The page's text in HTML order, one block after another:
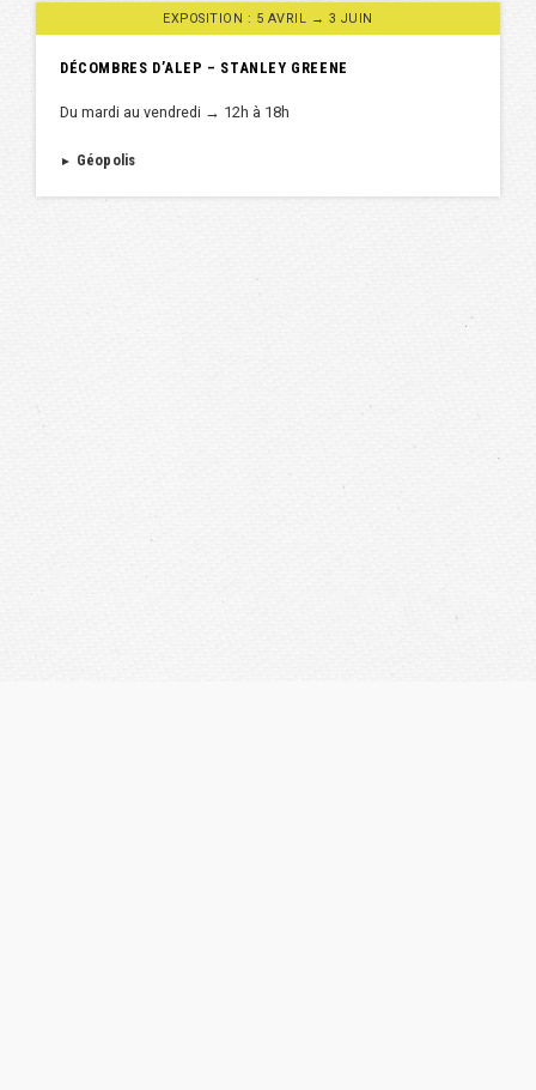
EXPOSITION : 5 AVRIL → 3 JUIN
DÉCOMBRES D’ALEP – STANLEY GREENE
Du mardi au vendredi → 12h à 18h
► Géopolis